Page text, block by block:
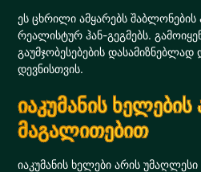
ეს ცხრილი ამყარებს შაბლონების
რეალისტურ ჰან-გეგმებს.
გაუმჯობესებების
დევნისთვის.
იაკუმანის ხელების
მაგალითებით
იაკუმანის ხელები არის